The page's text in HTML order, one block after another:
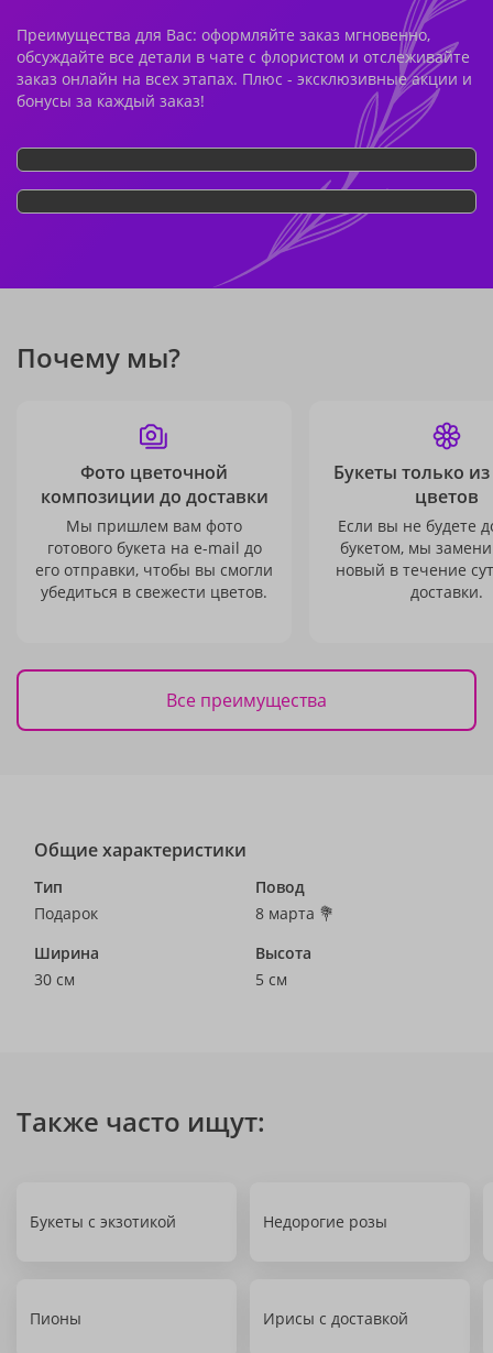
Преимущества для Вас: оформляйте заказ мгновенно,
обсуждайте все детали в чате с флористом и отслеживайте
заказ онлайн на всех этапах. Плюс - эксклюзивные акции и
бонусы за каждый заказ!
Почему мы?
Фото цветочной
композиции до доставки
Мы пришлем вам фото
готового букета на e-mail до
его отправки, чтобы вы смогли
убедиться в свежести цветов.
Букеты только
цветов
Если вы не будете
букетом, мы
новый в течение
доставки.
Все преимущества
Общие характеристики
Тип
Подарок
Повод
8 марта 💐
Ширина
30 см
Высота
5 см
Также часто ищут:
Букеты с экзотикой Недорогие розы
Пионы Ирисы с доставкой